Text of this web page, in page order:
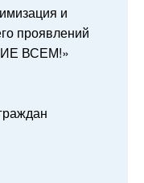
и
проявлений
ВСЕМ!»